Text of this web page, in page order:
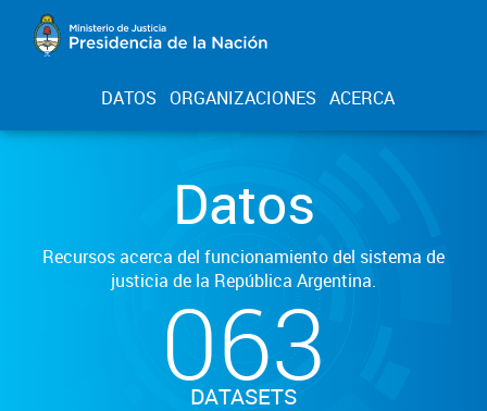
DATOS ORGANIZACIONES ACERCA
Datos
Recursos acerca del funcionamiento del sistema de
justicia de la República Argentina.
063
DATASETS